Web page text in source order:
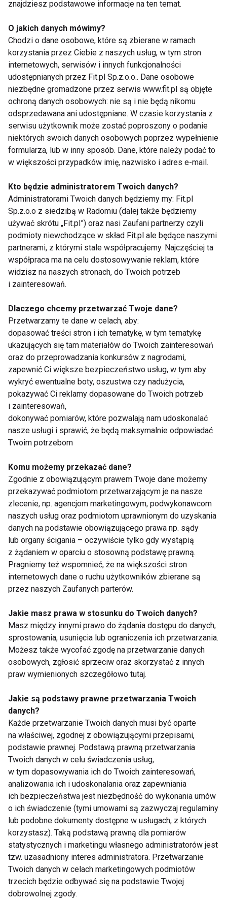
bo tłustych dań nie powinno popijać się zimnymi
Zobacz: przepis na wigilijny kompot
3) Ruszaj się
By uniknąć przejedzenia nie siedź cały czas przy
stole. Warto udać się choćby na krótki spacer i
rozruszać kości. Taka przerwa pozwoli odpocząć
naszemu żołądkowi. Dodatkowo zamiast pochłaniać
kolejne kalorie spalisz kilkadziesiąt z nich.
Zanim siądziesz do świątecznego stołu pamiętaj
jednak, że święta to nie tylko dobre jedzenie...
www.fit.pl
PRZEJEDZENIE WIGILIA OBŻARSTWO
ZDROWIE
Przejedzenie
Jak chronić dzieci
emocjonalnym
go uniknąć
Jak uniknąć
świątecznego bólu
brzucha?
Przejedzenie postarza
mózg
Wigilia
Wigilia dla wegan i
wegetarian – zdrowe i
roślinne alternatywy
dla tradycyjnych
wigilijnych potraw
Świąteczna rybka.
Jaką rybę wybrać na
wigilijny stół, by
chronić nerki
Wigilijna ryba z
warzywami
Dietetyczne potrawy
świąteczne, czyli jak
znajdziesz podstawowe informacje na ten temat.
O jakich danych mówimy?
Chodzi o dane osobowe, które są zbierane w ramach
korzystania przez Ciebie z naszych usług, w tym stron
internetowych, serwisów i innych funkcjonalności
udostępnianych przez Fit.pl Sp.z.o.o.. Dane osobowe
niezbędne gromadzone przez serwis www.fit.pl są objęte
ochroną danych osobowych: nie są i nie będą nikomu
odsprzedawana ani udostępniane. W czasie korzystania z
serwisu użytkownik może zostać poproszony o podanie
niektórych swoich danych osobowych poprzez wypełnienie
formularza, lub w inny sposób. Dane, które należy podać to
w większości przypadków imię, nazwisko i adres e-mail.
Kto będzie administratorem Twoich danych?
Administratorami Twoich danych będziemy my: Fit.pl
Sp.z.o.o z siedzibą w Radomiu (dalej także będziemy
używać skrótu „Fit.pl”) oraz nasi Zaufani partnerzy czyli
podmioty niewchodzące w skład Fit.pl ale będące naszymi
partnerami, z którymi stale współpracujemy. Najczęściej ta
współpraca ma na celu dostosowywanie reklam, które
widzisz na naszych stronach, do Twoich potrzeb
i zainteresowań.
Dlaczego chcemy przetwarzać Twoje dane?
Przetwarzamy te dane w celach, aby:
dopasować treści stron i ich tematykę, w tym tematykę
ukazujących się tam materiałów do Twoich zainteresowań
oraz do przeprowadzania konkursów z nagrodami,
zapewnić Ci większe bezpieczeństwo usług, w tym aby
wykryć ewentualne boty, oszustwa czy nadużycia,
pokazywać Ci reklamy dopasowane do Twoich potrzeb
i zainteresowań,
dokonywać pomiarów, które pozwalają nam udoskonalać
nasze usługi i sprawić, że będą maksymalnie odpowiadać
Twoim potrzebom
Komu możemy przekazać dane?
Zgodnie z obowiązującym prawem Twoje dane możemy
przekazywać podmiotom przetwarzającym je na nasze
zlecenie, np. agencjom marketingowym, podwykonawcom
naszych usług oraz podmiotom uprawnionym do uzyskania
danych na podstawie obowiązującego prawa np. sądy
lub organy ścigania – oczywiście tylko gdy wystąpią
z żądaniem w oparciu o stosowną podstawę prawną.
Pragniemy też wspomnieć, że na większości stron
internetowych dane o ruchu użytkowników zbierane są
przez naszych Zaufanych parterów.
Jakie masz prawa w stosunku do Twoich danych?
Masz między innymi prawo do żądania dostępu do danych,
sprostowania, usunięcia lub ograniczenia ich przetwarzania.
Możesz także wycofać zgodę na przetwarzanie danych
osobowych, zgłosić sprzeciw oraz skorzystać z innych
praw wymienionych szczegółowo tutaj.
Jakie są podstawy prawne przetwarzania Twoich
danych?
Każde przetwarzanie Twoich danych musi być oparte
na właściwej, zgodnej z obowiązującymi przepisami,
podstawie prawnej. Podstawą prawną przetwarzania
Twoich danych w celu świadczenia usług,
w tym dopasowywania ich do Twoich zainteresowań,
analizowania ich i udoskonalania oraz zapewniania
ich bezpieczeństwa jest niezbędność do wykonania umów
o ich świadczenie (tymi umowami są zazwyczaj regulaminy
lub podobne dokumenty dostępne w usługach, z których
korzystasz). Taką podstawą prawną dla pomiarów
statystycznych i marketingu własnego administratorów jest
tzw. uzasadniony interes administratora. Przetwarzanie
Twoich danych w celach marketingowych podmiotów
trzecich będzie odbywać się na podstawie Twojej
dobrowolnej zgody.